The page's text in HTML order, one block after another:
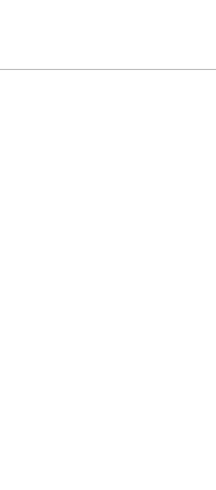
la tessera annuale